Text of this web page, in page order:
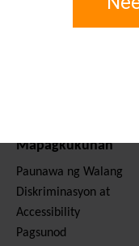
Mapagkukunan
Paunawa ng Walang
Diskriminasyon at
Accessibility
Pagsunod